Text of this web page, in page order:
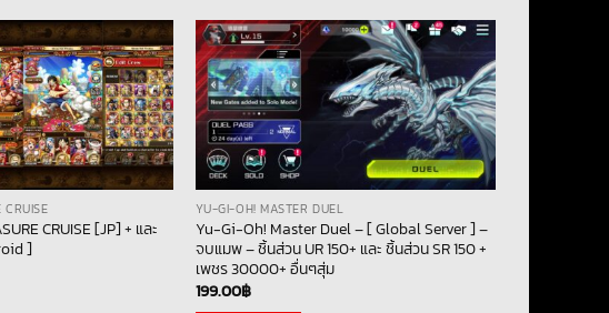
CRUISE
CRUISE [JP] + และ
]
YU-GI-OH! MASTER DUEL
Yu-Gi-Oh! Master Duel – [ Global Server ] –
จบแมพ – ชิ้นส่วน UR 150+ และ ชิ้นส่วน SR 150 +
เพชร 30000+ อื่นๆสุ่ม
199.00฿